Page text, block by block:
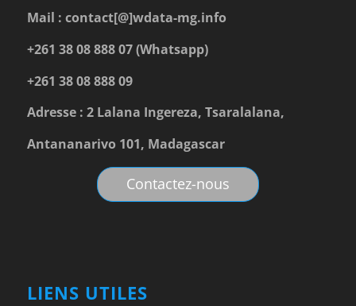
Mail : contact[@]wdata-mg.info
+261 38 08 888 07 (Whatsapp)
+261 38 08 888 09
Adresse : 2 Lalana Ingereza, Tsaralalana,
Antananarivo 101, Madagascar
Contactez-nous
LIENS UTILES